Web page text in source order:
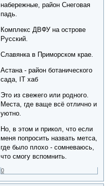
набережные, район Снеговая
падь.
Комплекс ДВФУ на острове
Русский.
Славянка в Приморском крае.
Астана - район ботанического
сада, IT хаб
Это из свежего или родного.
Места, где ваще всё отлично и
уютно.
Но, в этом и прикол, что если
меня попросить назвать метса,
где было плохо - сомневаюсь,
что смогу вспомнить.
0